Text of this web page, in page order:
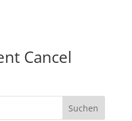
Cancel
Suchen